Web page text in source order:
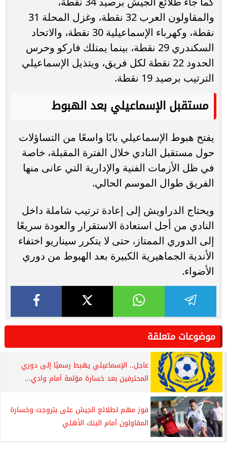
والمقاولون العرب 32 نقطة، وغزل المحلة 31
نقطة، وكهرباء الإسماعيلية 30 نقطة، والاتحاد
السكندري 29 نقطة، بينما يمتلك فاركو وحرس
الحدود 22 نقطة لكل فريق، ويتذيل الإسماعيلي
الترتيب برصيد 19 نقطة.
مستقبل الإسماعيلي بعد الهبوط
يفتح هبوط الإسماعيلي بابًا واسعًا من التساؤلات
حول مستقبل النادي خلال الفترة المقبلة، خاصة
في ظل الأزمات الفنية والإدارية التي عانى منها
الفريق طوال الموسم الحالي.
ويحتاج الدراويش إلى إعادة ترتيب شاملة داخل
النادي من أجل استعادة الاستقرار والعودة سريعًا
إلى الدوري الممتاز، حتى لا يتكرر سيناريو اختفاء
الأندية الجماهيرية الكبيرة بعد الهبوط من دوري
الأضواء.
موضوعات متعلقة
عاجل.. الإسماعيلي يهبط رسميًا إلى دوري
المحترفين بعد خسارة مؤلمة أمام وادي...
فوز مهم لطلائع الجيش على بتروجت وخسارة
المقاولون أمام البنك الأهلي